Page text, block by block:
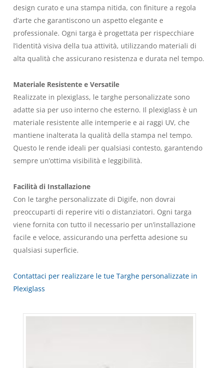
design curato e una stampa nitida, con finiture a regola
d’arte che garantiscono un aspetto elegante e
professionale. Ogni targa è progettata per rispecchiare
l’identità visiva della tua attività, utilizzando materiali di
alta qualità che assicurano resistenza e durata nel tempo.
Materiale Resistente e Versatile
Realizzate in plexiglass, le targhe personalizzate sono
adatte sia per uso interno che esterno. Il plexiglass è un
materiale resistente alle intemperie e ai raggi UV, che
mantiene inalterata la qualità della stampa nel tempo.
Questo le rende ideali per qualsiasi contesto, garantendo
sempre un’ottima visibilità e leggibilità.
Facilità di Installazione
Con le targhe personalizzate di Digife, non dovrai
preoccuparti di reperire viti o distanziatori. Ogni targa
viene fornita con tutto il necessario per un’installazione
facile e veloce, assicurando una perfetta adesione su
qualsiasi superficie.
Contattaci per realizzare le tue Targhe personalizzate in
Plexiglass